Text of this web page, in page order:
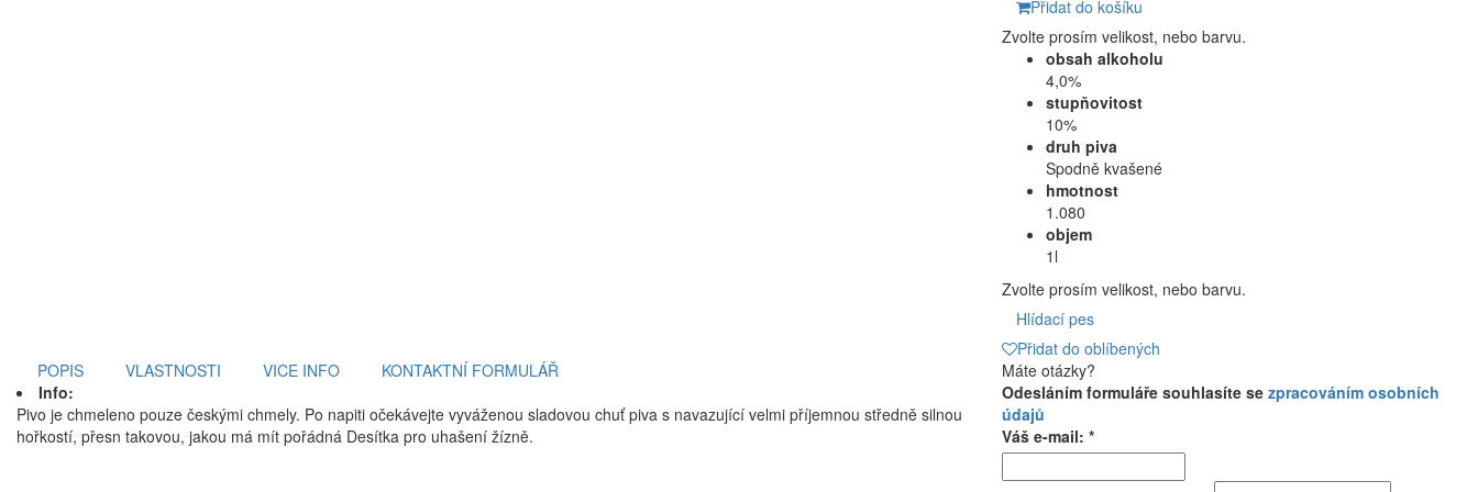
Přidat do košíku
Zvolte prosím velikost, nebo barvu.
obsah alkoholu
4,0%
stupňovitost
10%
druh piva
Spodně kvašené
hmotnost
1.080
objem
1l
Zvolte prosím velikost, nebo barvu.
Hlídací pes
Přidat do oblíbených
POPIS
VLASTNOSTI VICE INFO
KONTAKTNÍ FORMULÁŘ
Info:
Pivo je chmeleno pouze českými chmely. Po napiti očekávejte vyváženou sladovou chuť piva s navazující velmi příjemnou středně silnou
hořkostí, přesn takovou, jakou má mít pořádná Desítka pro uhašení žízně.
Máte otázky?
Odesláním formuláře souhlasíte se zpracováním osobních
údajů
Váš e-mail: *